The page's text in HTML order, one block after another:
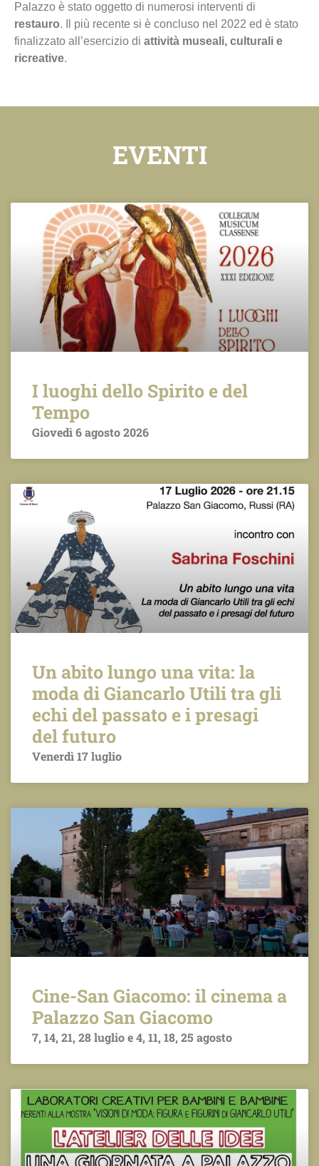
Palazzo è stato oggetto di numerosi interventi di
restauro. Il più recente si è concluso nel 2022 ed è stato
finalizzato all’esercizio di attività museali, culturali e
ricreative.
EVENTI
I luoghi dello Spirito e del
Tempo
Giovedì 6 agosto 2026
Un abito lungo una vita: la
moda di Giancarlo Utili tra gli
echi del passato e i presagi
del futuro
Venerdì 17 luglio
Cine-San Giacomo: il cinema a
Palazzo San Giacomo
7, 14, 21, 28 luglio e 4, 11, 18, 25 agosto